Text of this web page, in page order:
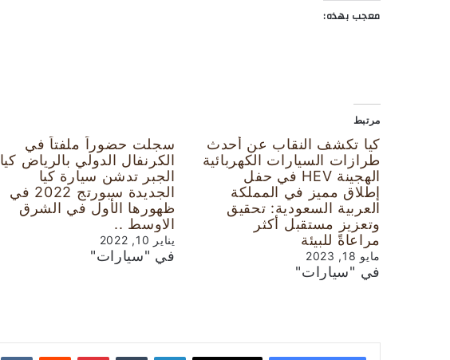
معجب بهذه:
مرتبط
كيا تكشف النقاب عن أحدث
طرازات السيارات الكهربائية
الهجينة HEV في حفل
إطلاق مميز في المملكة
العربية السعودية: تحقيق
وتعزيز مستقبل أكثر
مراعاةً للبيئة
مايو 18, 2023
في "سيارات"
سجلت حضوراً ملفتاً في
الكرنفال الدولي بالرياض كيا
الجبر تدشن سيارة كيا
الجديدة سبورتج 2022 في
ظهورها الأول في الشرق
الاوسط ..
يناير 10, 2022
في "سيارات"
لينكدإن بينتيريست